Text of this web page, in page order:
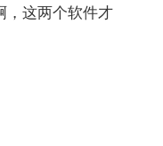
，这两个软件才